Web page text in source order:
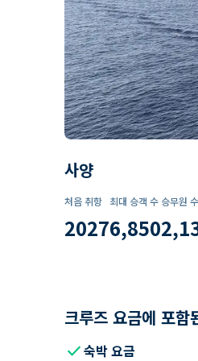
사양
처음 취항
2027
최대 승객 수
6,850
승무원 수
크루즈 요금에 포함
check숙박 요금